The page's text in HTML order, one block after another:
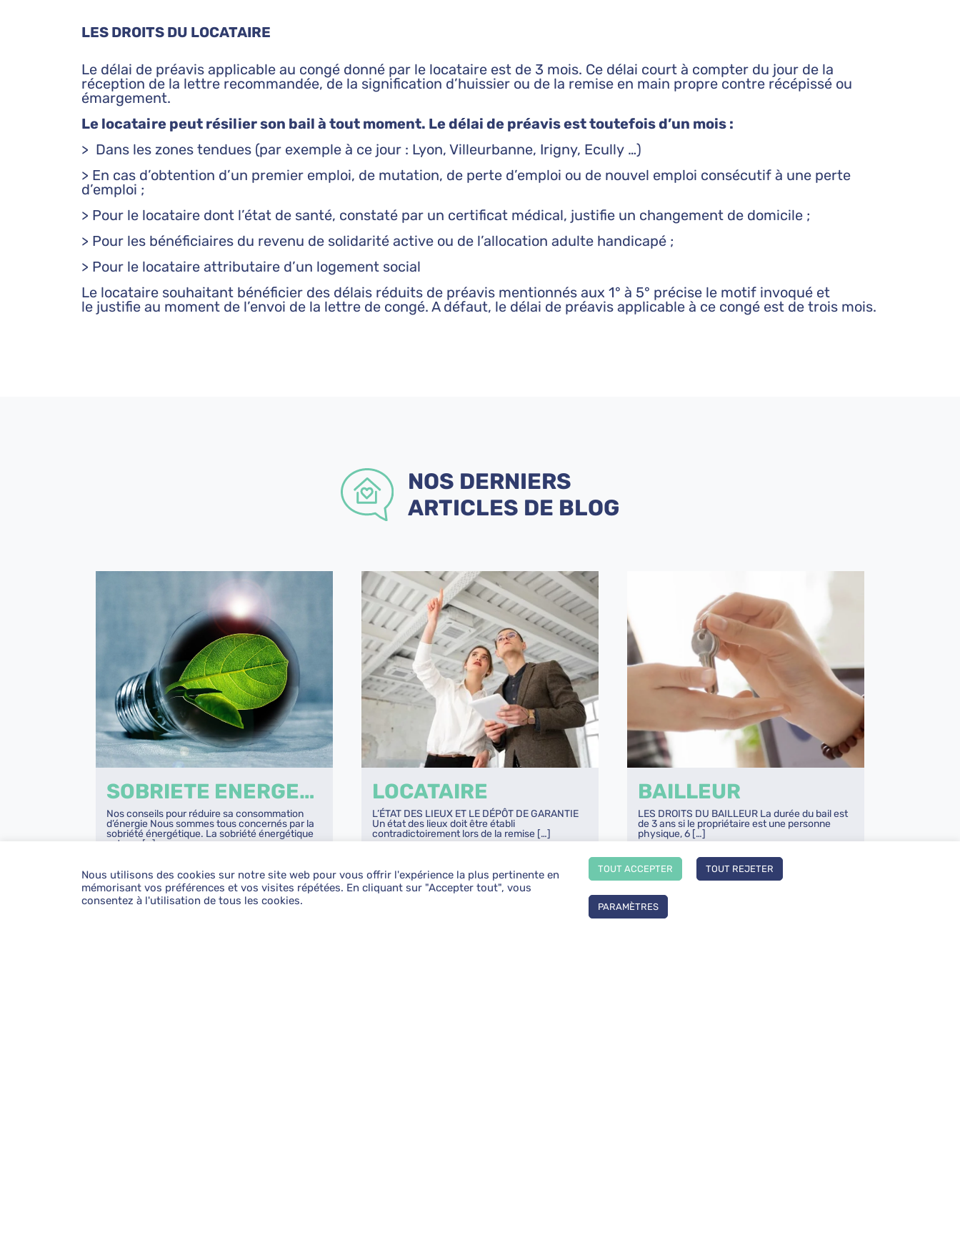
LES DROITS DU LOCATAIRE
Le délai de préavis applicable au congé donné par le locataire est de 3 mois. Ce délai court à compter du jour de la
réception de la lettre recommandée, de la signification d’huissier ou de la remise en main propre contre récépissé ou
émargement.
Le locataire peut résilier son bail à tout moment. Le délai de préavis est toutefois d’un mois :
> Dans les zones tendues (par exemple à ce jour : Lyon, Villeurbanne, Irigny, Ecully …)
> En cas d’obtention d’un premier emploi, de mutation, de perte d’emploi ou de nouvel emploi consécutif à une perte
d’emploi ;
> Pour le locataire dont l’état de santé, constaté par un certificat médical, justifie un changement de domicile ;
> Pour les bénéficiaires du revenu de solidarité active ou de l’allocation adulte handicapé ;
> Pour le locataire attributaire d’un logement social
Le locataire souhaitant bénéficier des délais réduits de préavis mentionnés aux 1° à 5° précise le motif invoqué et
le justifie au moment de l’envoi de la lettre de congé. A défaut, le délai de préavis applicable à ce congé est de trois mois.
NOS DERNIERS
ARTICLES DE BLOG
SOBRIETE ENERGETIQUE
Nos conseils pour réduire sa consommation
d’énergie Nous sommes tous concernés par la
sobriété énergétique. La sobriété énergétique
est une […]
LIRE
LOCATAIRE
L’ÉTAT DES LIEUX ET LE DÉPÔT DE GARANTIE
Un état des lieux doit être établi
contradictoirement lors de la remise […]
LIRE
BAILLEUR
LES DROITS DU BAILLEUR La durée du bail est
de 3 ans si le propriétaire est une personne
physique, 6 […]
LIRE
Nous utilisons des cookies sur notre site web pour vous offrir l'expérience la plus pertinente en
mémorisant vos préférences et vos visites répétées. En cliquant sur "Accepter tout", vous
consentez à l'utilisation de tous les cookies.
TOUT ACCEPTER TOUT REJETER
PARAMÈTRES